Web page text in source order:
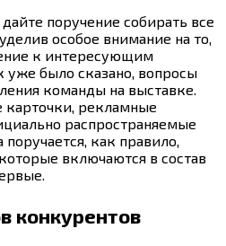
поручение собирать все
особое внимание на то,
к интересующим
было сказано, вопросы
команды на выставке.
карточки, рекламные
распространяемые
как правило,
включаются в состав
конкурентов